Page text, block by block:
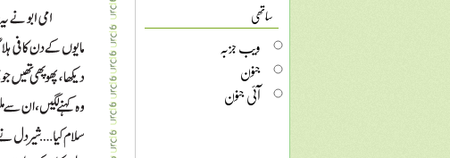
ساتھی
ویب جزبہ
جنون
آئی جنون